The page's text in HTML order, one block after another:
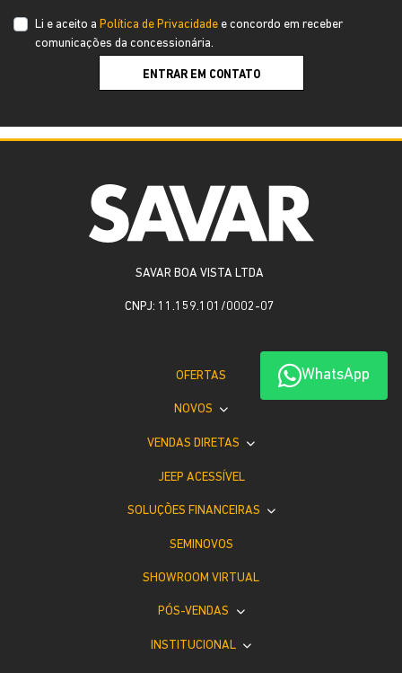
Li e aceito a Política de Privacidade e concordo em receber
comunicações da concessionária.
ENTRAR EM CONTATO
WhatsApp
SAVAR BOA VISTA LTDA
CNPJ: 11.159.101/0002-07
OFERTAS
NOVOS
VENDAS DIRETAS
JEEP ACESSÍVEL
SOLUÇÕES FINANCEIRAS
SEMINOVOS
SHOWROOM VIRTUAL
PÓS-VENDAS
INSTITUCIONAL